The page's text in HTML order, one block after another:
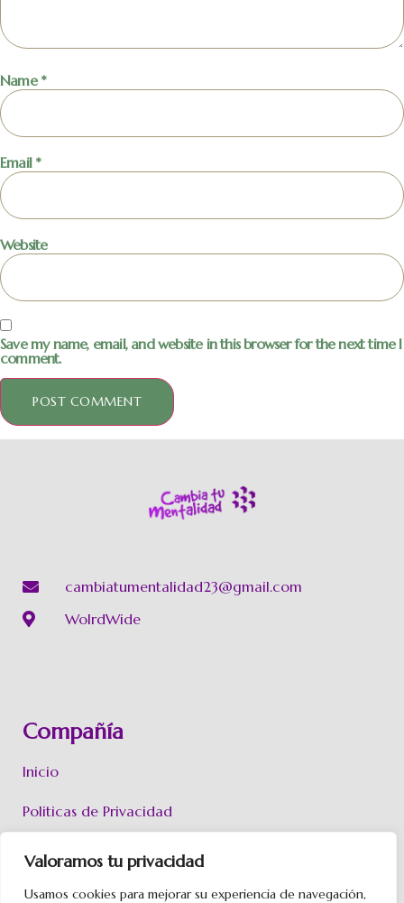
Valoramos tu privacidad
Usamos cookies para mejorar su experiencia de navegación,
Name *
Email *
Website
Save my name, email, and website in this browser for the next time I
comment.
cambiatumentalidad23@gmail.com
WolrdWide
Compañía
Inicio
Politicas de Privacidad
Políticas de Cookies
Aviso Legal